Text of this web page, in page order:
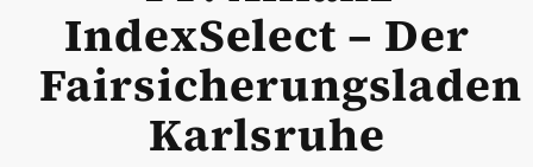
IndexSelect – Der
Fairsicherungsladen
Karlsruhe